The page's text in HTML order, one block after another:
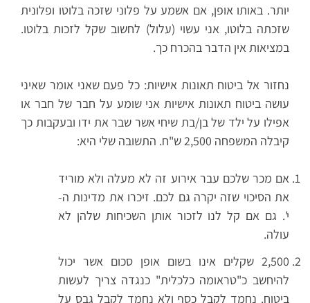
יותר. באותו אופן, אם אשמע על פלוני שזכה בלוטו ופלונית
שזכתה בלוטו, אני עשוי (עלול) לחשוב שקל לזכות בלוטו.
במציאות אין הדבר בהכרח כך.
נחזור אל ביטוח תאונות אישיות: כל פעם שאני אומר שאיני
עושה ביטוח תאונות אישיות אני שומע על חבר של חבר או
אפילו על ילד של בן/בת שיחי אשר שבר את ידו ובעקבות כך
קיבלה המשפחה 2,500 ש"ח. התשובה שלי היא:
אם מכר שלכם עבר אירוע זה לא מעלה ולא מוריד
את הסיכוי שזה יקרה גם לכם. זיכרו את מדינות ה-
י'. גם אם קל לנו לזכור אותן השכיחות שלהן לא
עולה.
2,500 שקלים אינו בשום אופן סכום אשר יכול
להיחשב כ"טראומה כלכלית" כנגדה צריך לעשות
ביטוח. נחמד לקבל כסף ולא נחמד לקבל גבס על